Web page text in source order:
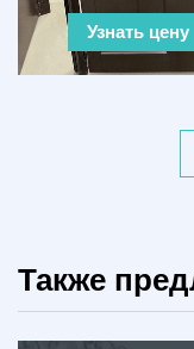
Узнать цену
Также